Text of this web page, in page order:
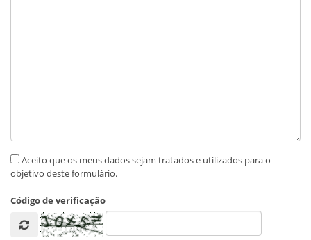
Aceito que os meus dados sejam tratados e utilizados para o
objetivo deste formulário.
Código de verificação